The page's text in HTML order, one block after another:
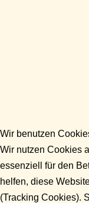
Wir benutzen
Wir nutzen Cookies
essenziell für den
helfen, diese
(Tracking Cookies).